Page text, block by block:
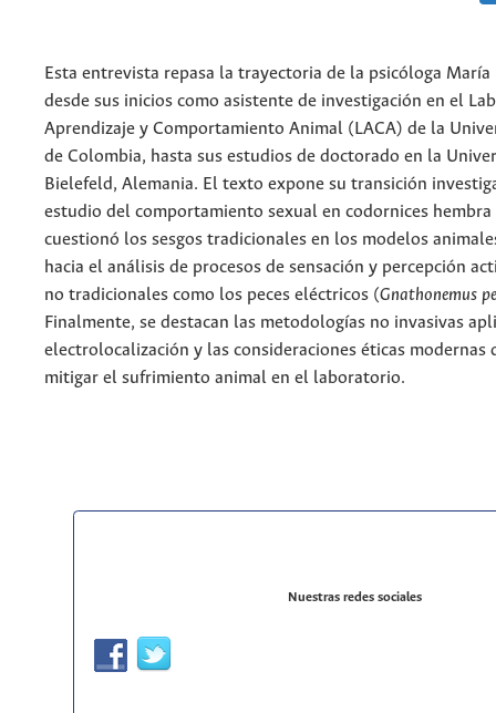
Esta entrevista repasa la trayectoria de la psicóloga María
desde sus inicios como asistente de investigación en el
Aprendizaje y Comportamiento Animal (LACA) de la
de Colombia, hasta sus estudios de doctorado en la
Bielefeld, Alemania. El texto expone su transición
estudio del comportamiento sexual en codornices
cuestionó los sesgos tradicionales en los modelos
hacia el análisis de procesos de sensación y percepción
no tradicionales como los peces eléctricos (Gnathonemus
Finalmente, se destacan las metodologías no invasivas
electrolocalización y las consideraciones éticas modernas
mitigar el sufrimiento animal en el laboratorio.
Nuestras redes sociales